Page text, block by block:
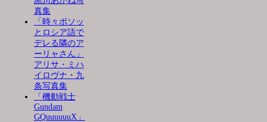
真集
「時々ボソッ
とロシア語で
デレる隣のア
ーリャさん」
アリサ・ミハ
イロヴナ・九
条写真集
「機動戦士
Gundam
GQuuuuuuX」